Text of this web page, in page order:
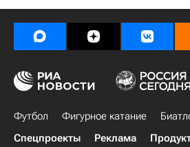
Футбол Фигурное катание
Спецпроекты
Реклама